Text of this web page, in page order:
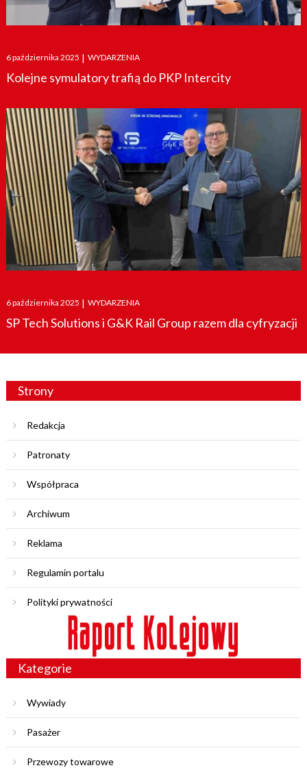
Posted
on
6 października 2025 | WYDARZENIA
Kolejne symulatory trafią do PKP Intercity
Posted
on
6 października 2025 | WYDARZENIA
SP Tech Solutions i G&K Rail Group razem dla cyfryzacji
Strony
Redakcja
Patronaty
Współpraca
Archiwum
Reklama
Regulamin portalu
Polityki prywatności
Kategorie
Wywiady
Pasażer
Przewozy towarowe